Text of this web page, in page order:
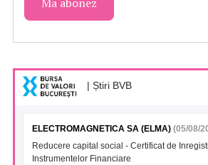
| Știri BVB
ELECTROMAGNETICA SA (ELMA) (05/08/
Reducere capital social - Certificat de
Instrumentelor Financiare